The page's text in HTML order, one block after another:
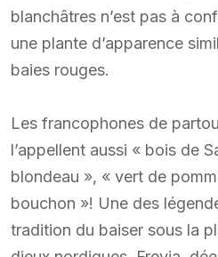
blanchâtres n’est pas à
une plante d’apparence
baies rouges.
Les francophones de
l’appellent aussi « bois de
blondeau », « vert de
bouchon »! Une des
tradition du baiser sous la